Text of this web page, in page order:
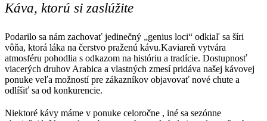
Káva, ktorú si zaslúžite
Podarilo sa nám zachovať jedinečný „genius loci“ odkiaľ sa šíri
vôňa, ktorá láka na čerstvo praženú kávu.Kaviareň vytvára
atmosféru pohodlia s odkazom na históriu a tradície. Dostupnosť
viacerých druhov Arabica a vlastných zmesí pridáva našej kávovej
ponuke veľa možností pre zákazníkov objavovať nové chute a
odlíšiť sa od konkurencie.
Niektoré kávy máme v ponuke celoročne , iné sa sezónne